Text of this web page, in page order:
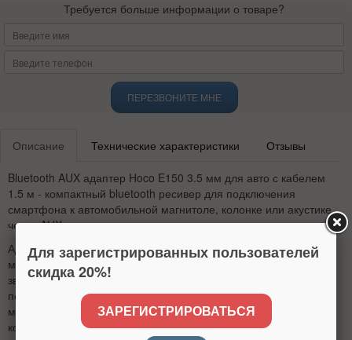
Требуется больше информации о товаре?
ПЕРЕЗВОНИТЕ МНЕ
Описание Технические характеристики Отзывы
Bluetooth AUX адаптер Hoco E150 3.5 мм для авто с кабелем
1.5 м - компактный bluetooth ресивер для подключения
смартфона к автомобильной магнитоле, колонке или акустике
через AUX-вход.
Адаптер работает по Bluetooth 5.4 и позволяет слушать
музыку, аудиокниги, навигационные подсказки и принимать
звонки без проводного подключения телефона. Модель
подходит для автомобиля и других устройств с разъемом 3.5
мм jack. Кабель длиной 1.5 м удобно разместить в салоне, а
компактный корпус не занимает много места.
Для зарегистрированных пользователей
скидка 20%!
ЗАРЕГИСТРИРОВАТЬСЯ